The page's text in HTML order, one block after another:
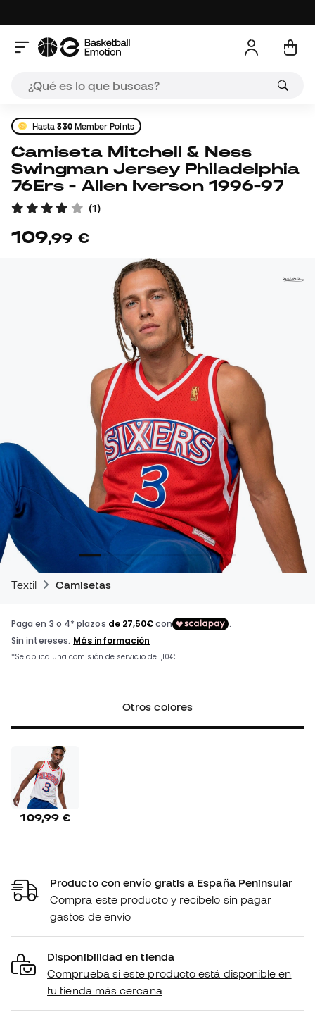
Hasta330Member Points
Camiseta Mitchell & Ness
Swingman Jersey Philadelphia
76Ers - Allen Iverson 1996-97
(1)
109,99 €
Textil Camisetas
Otros colores
109,99 €
Producto con envío gratis a España Peninsular
Compra este producto y recíbelo sin pagar
gastos de envío
Disponibilidad en tienda
Comprueba si este producto está disponible en
tu tienda más cercana